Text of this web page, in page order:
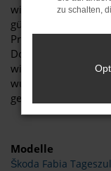
wird dadurch, dass
günstigeren Preis
Problemen mit den
Dorsten bleibt auf
wie in einem echten
wurde Ihre Škoda
gefahren.
Modelle
Škoda Fabia
zu schalten,